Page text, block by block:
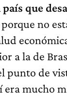
que
porque no
a la de
punto de
era mucho